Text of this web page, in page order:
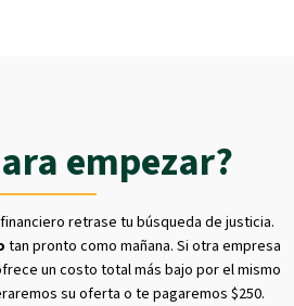
empezar?
retrase tu búsqueda de justicia.
tan pronto como mañana. Si otra empresa
un costo total más bajo por el mismo
su oferta o te pagaremos $250.